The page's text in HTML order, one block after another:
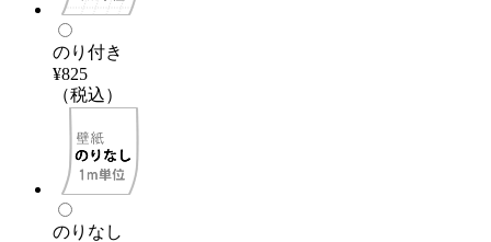
のり付き
¥825
（税込）
のりなし